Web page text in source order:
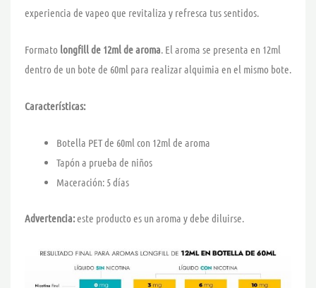
experiencia de vapeo que revitaliza y refresca tus sentidos.
Formato longfill de 12ml de aroma. El aroma se presenta en 12ml
dentro de un bote de 60ml para realizar alquimia en el mismo bote.
Características:
Botella PET de 60ml con 12ml de aroma
Tapón a prueba de niños
Maceración: 5 días
Advertencia:este producto es un aroma y debe diluirse.